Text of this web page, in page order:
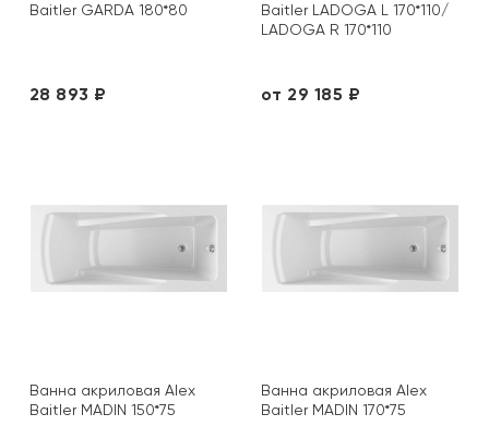
Baitler GARDA 180*80
28 893 ₽
Baitler LADOGA L 170*110/
LADOGA R 170*110
от 29 185 ₽
Ванна акриловая Alex
Baitler MADIN 150*75
Ванна акриловая Alex
Baitler MADIN 170*75